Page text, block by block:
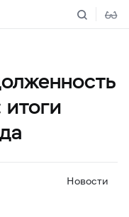
Новости